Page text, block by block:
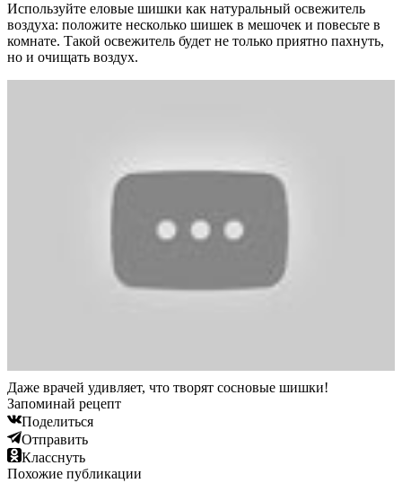
Используйте еловые шишки как натуральный освежитель
воздуха: положите несколько шишек в мешочек и повесьте в
комнате. Такой освежитель будет не только приятно пахнуть,
но и очищать воздух.
Даже врачей удивляет, что творят сосновые шишки!
Запоминай рецепт
Поделиться
Отправить
Класснуть
Похожие публикации